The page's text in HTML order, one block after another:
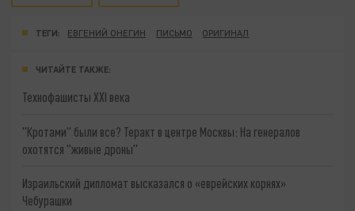
ТЕГИ: ЕВГЕНИЙ ОНЕГИН ПИСЬМО ОРИГИНАЛ
ЧИТАЙТЕ ТАКЖЕ:
Технофашисты XXI века
"Кротами" были все? Теракт в центре Москвы: На генералов
охотятся "живые дроны"
Израильский дипломат высказался о «еврейских корнях»
Чебурашки